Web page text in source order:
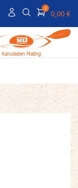
0
0,00 €
Kanuladen Mating